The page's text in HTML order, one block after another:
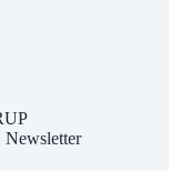
Newsletter